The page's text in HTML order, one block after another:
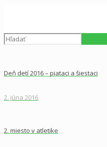
Deň detí 2016 – piataci a šiestaci
2. júna 2016
2. miesto v atletike